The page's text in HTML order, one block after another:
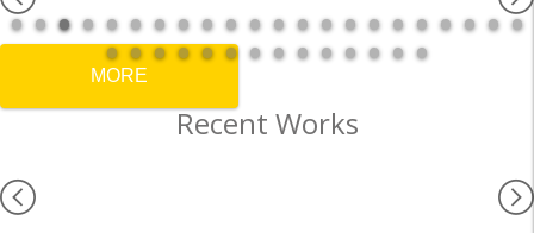
MORE
Recent Works